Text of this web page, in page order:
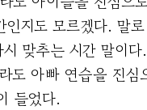
인지도 모르겠다. 말
맞추는 시간 말이
도 아빠 연습을 진심
들었다.